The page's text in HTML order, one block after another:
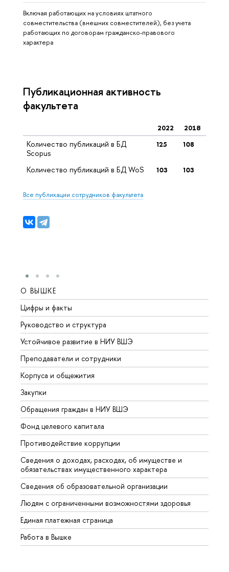
Включая работающих на условиях штатного
совместительства (внешних совместителей), без учета
работающих по договорам гражданско-правового
характера
Публикационная активность
факультета
2022 2018
Количество публикаций в БД
Scopus
125 108
Количество публикаций в БД WoS 103 103
Все публикации сотрудников факультета
О ВЫШКЕ
Цифры и факты
Руководство и структура
Устойчивое развитие в НИУ ВШЭ
Преподаватели и сотрудники
Корпуса и общежития
Закупки
Обращения граждан в НИУ ВШЭ
Фонд целевого капитала
Противодействие коррупции
Сведения о доходах, расходах, об имуществе и
обязательствах имущественного характера
Сведения об образовательной организации
Людям с ограниченными возможностями здоровья
Единая платежная страница
Работа в Вышке